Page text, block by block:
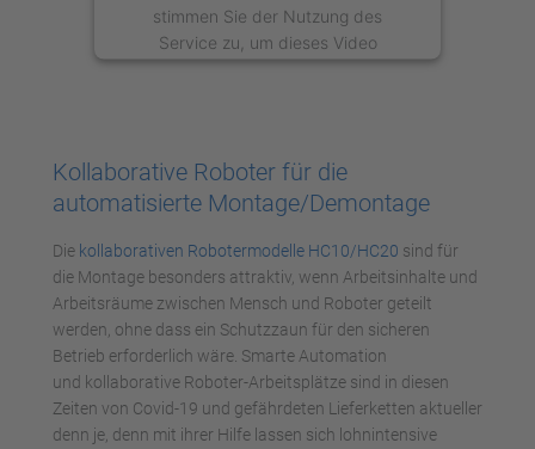
stimmen Sie der Nutzung des
Service zu, um dieses Video
anzusehen.
Akzeptieren
Management Platform
Kollaborative Roboter für die
automatisierte Montage/Demontage
Die kollaborativen Robotermodelle HC10/HC20 sind für
die Montage besonders attraktiv, wenn Arbeitsinhalte und
Arbeitsräume zwischen Mensch und Roboter geteilt
werden, ohne dass ein Schutzzaun für den sicheren
Betrieb erforderlich wäre. Smarte Automation
und kollaborative Roboter-Arbeitsplätze sind in diesen
Zeiten von Covid-19 und gefährdeten Lieferketten aktueller
denn je, denn mit ihrer Hilfe lassen sich lohnintensive